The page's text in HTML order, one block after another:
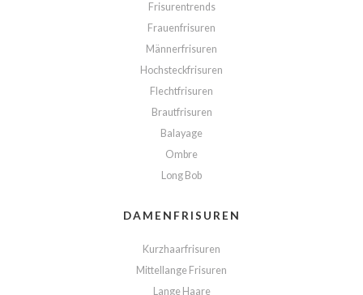
Frisurentrends
Frauenfrisuren
Männerfrisuren
Hochsteckfrisuren
Flechtfrisuren
Brautfrisuren
Balayage
Ombre
Long Bob
DAMENFRISUREN
Kurzhaarfrisuren
Mittellange Frisuren
Lange Haare